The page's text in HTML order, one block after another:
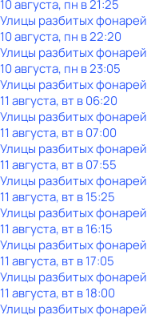
10 августа, пн в 21:25
Улицы разбитых фонарей
10 августа, пн в 22:20
Улицы разбитых фонарей
10 августа, пн в 23:05
Улицы разбитых фонарей
11 августа, вт в 06:20
Улицы разбитых фонарей
11 августа, вт в 07:00
Улицы разбитых фонарей
11 августа, вт в 07:55
Улицы разбитых фонарей
11 августа, вт в 15:25
Улицы разбитых фонарей
11 августа, вт в 16:15
Улицы разбитых фонарей
11 августа, вт в 17:05
Улицы разбитых фонарей
11 августа, вт в 18:00
Улицы разбитых фонарей